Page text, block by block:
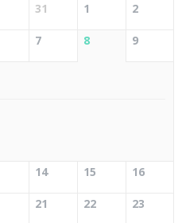
31 1 2
7 8 9
14 15 16
21 22 23